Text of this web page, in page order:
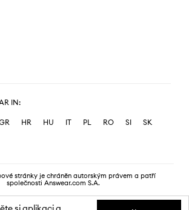
IN:
HR HU IT PL RO SI
SK
stránky je chráněn autorským právem a patří
společnosti Answear.com S.A.